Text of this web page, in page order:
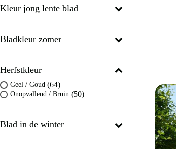
Kleur jong lente blad
Bladkleur zomer
Herfstkleur
Geel / Goud (64)
Onopvallend / Bruin (50)
Blad in de winter